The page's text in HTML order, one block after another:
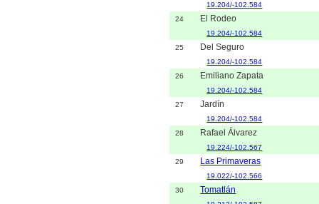
19.204/-102.584
24
El Rodeo
19.204/-102.584
25
Del Seguro
19.204/-102.584
26
Emiliano Zapata
19.204/-102.584
27
Jardín
19.204/-102.584
28
Rafael Álvarez
19.224/-102.567
29
Las Primaveras
19.022/-102.566
30
Tomatlán